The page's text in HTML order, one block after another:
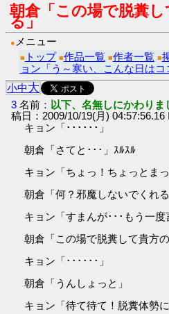
朝倉「この場で脱糞
る」
● メニュー
■ トップ ■作品一覧 ■作者一覧 ■
ョン「う～寒い、こんな日はコ
小中大
3 名前： 以下、名無しにかわり
稿日：2009/10/19(月)
キョン「･･････」
朝倉「さてと･･･」ｽﾙｽﾙ
キョン「ちょっ！ちょっとまっ
朝倉「何？邪魔しないでくれる
キョン「すまんが･･･もう一度
朝倉「この場で脱糞して貴方の
キョン「･･････」
朝倉「うんしょっと」
キョン「待て待て！脱糞体勢